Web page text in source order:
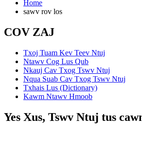
Home
sawv rov los
COV ZAJ
Txoj Tuam Kev Teev Ntuj
Ntawv Cog Lus Qub
Nkauj Cav Txog Tswv Ntuj
Nqua Suab Cav Txog Tswv Ntuj
Txhais Lus (Dictionary)
Kawm Ntawv Hmoob
Yes Xus, Tswv Ntuj tus